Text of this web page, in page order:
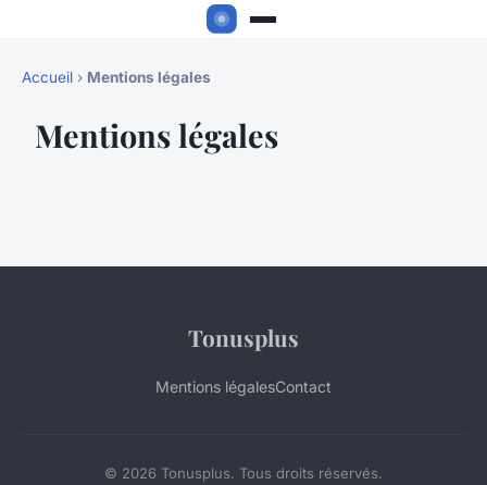
Accueil › Mentions légales
Mentions légales
Tonusplus
Mentions légalesContact
© 2026 Tonusplus. Tous droits réservés.